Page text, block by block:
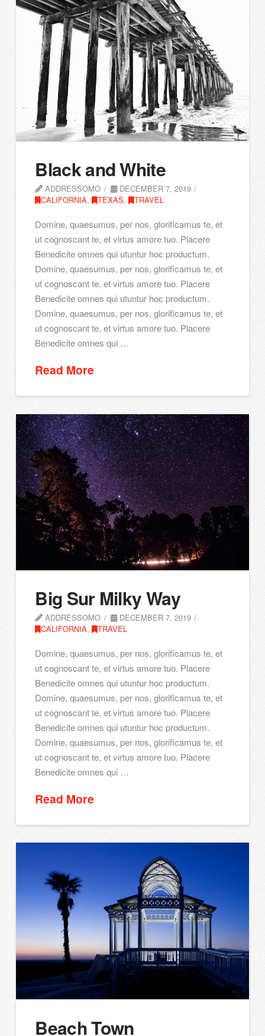
Black and White
ADDRESSOMO
DECEMBER 7, 2019
CALIFORNIA, TEXAS, TRAVEL
Domine, quaesumus, per nos, glorificamus te, et
ut cognoscant te, et virtus amore tuo. Placere
Benedicite omnes qui utuntur hoc productum.
Domine, quaesumus, per nos, glorificamus te, et
ut cognoscant te, et virtus amore tuo. Placere
Benedicite omnes qui utuntur hoc productum.
Domine, quaesumus, per nos, glorificamus te, et
ut cognoscant te, et virtus amore tuo. Placere
Benedicite omnes qui …
Read More
Big Sur Milky Way
ADDRESSOMO
DECEMBER 7, 2019
CALIFORNIA, TRAVEL
Domine, quaesumus, per nos, glorificamus te, et
ut cognoscant te, et virtus amore tuo. Placere
Benedicite omnes qui utuntur hoc productum.
Domine, quaesumus, per nos, glorificamus te, et
ut cognoscant te, et virtus amore tuo. Placere
Benedicite omnes qui utuntur hoc productum.
Domine, quaesumus, per nos, glorificamus te, et
ut cognoscant te, et virtus amore tuo. Placere
Benedicite omnes qui …
Read More
Beach Town